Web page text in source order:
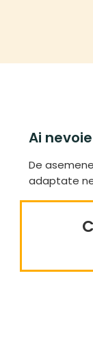
Ai
De
adaptate